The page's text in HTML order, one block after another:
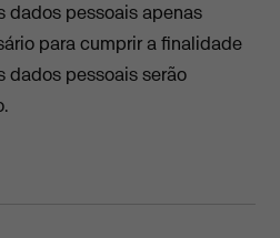
dados pessoais apenas
para cumprir a finalidade
dados pessoais serão